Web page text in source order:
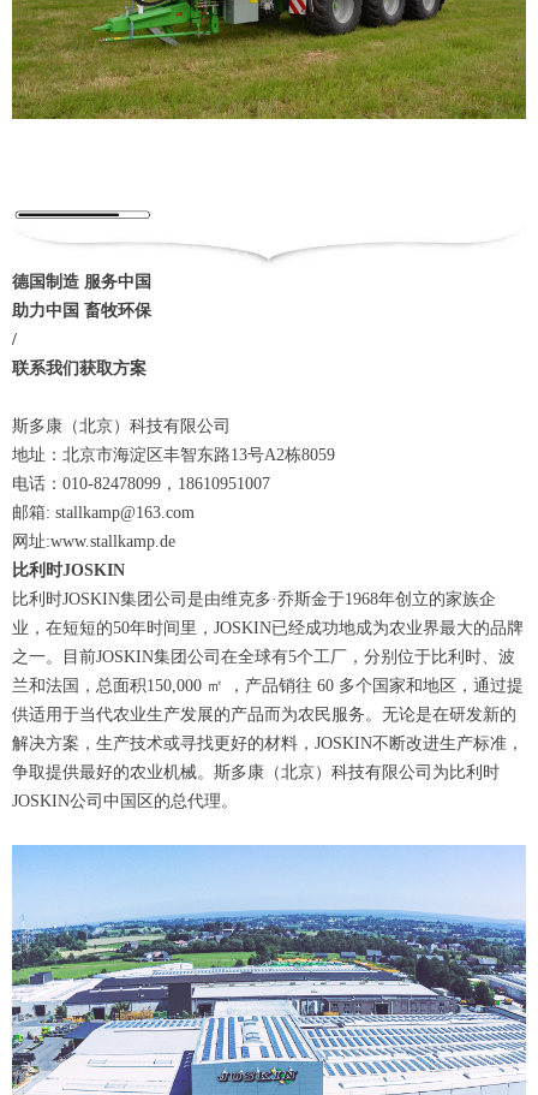
德国制造 服务中国
助力中国 畜牧环保
/
联系我们获取方案
斯多康（北京）科技有限公司
地址：北京市海淀区丰智东路13号A2栋8059
电话：010-82478099，18610951007
邮箱: stallkamp@163.com
网址:www.stallkamp.de
比利时JOSKIN
比利时JOSKIN集团公司是由维克多·乔斯金于1968年创立的家族企
业，在短短的50年时间里，JOSKIN已经成功地成为农业界最大的品牌
之一。目前JOSKIN集团公司在全球有5个工厂，分别位于比利时、波
兰和法国，总面积150,000 ㎡ ，产品销往 60 多个国家和地区，通过提
供适用于当代农业生产发展的产品而为农民服务。无论是在研发新的
解决方案，生产技术或寻找更好的材料，JOSKIN不断改进生产标准，
争取提供最好的农业机械。斯多康（北京）科技有限公司为比利时
JOSKIN公司中国区的总代理。